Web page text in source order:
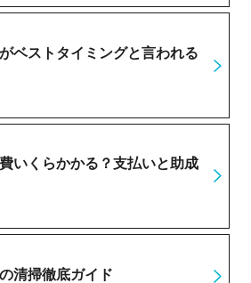
ベストタイミングと言われる
いくらかかる？支払いと助成
清掃徹底ガイド